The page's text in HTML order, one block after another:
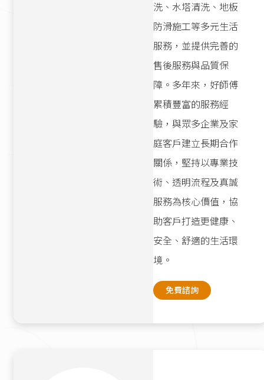
洗、水塔清洗、地板
防滑施工等多元生活
服務，並提供完善的
售後服務與品質保
障。多年來，好師傅
累積豐富的服務經
驗，與眾多企業及家
庭客戶建立長期合作
關係，堅持以專業技
術、透明流程及真誠
服務為核心價值，協
助客戶打造更健康、
安全、舒適的生活環
境。
免費諮詢